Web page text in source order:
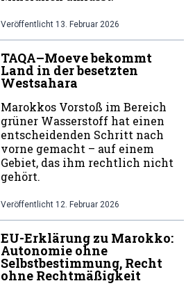
Veröffentlicht 13. Februar 2026
TAQA–Moeve bekommt
Land in der besetzten
Westsahara
Marokkos Vorstoß im Bereich
grüner Wasserstoff hat einen
entscheidenden Schritt nach
vorne gemacht – auf einem
Gebiet, das ihm rechtlich nicht
gehört.
Veröffentlicht 12. Februar 2026
EU-Erklärung zu Marokko:
Autonomie ohne
Selbstbestimmung, Recht
ohne Rechtmäßigkeit